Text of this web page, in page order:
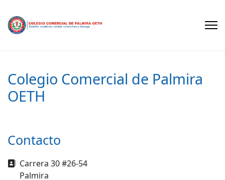
Colegio Comercial de Palmira
OETH
Contacto
Dirección
Carrera 30 #26-54
Palmira